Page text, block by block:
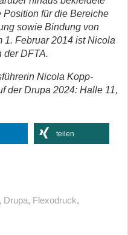
für die Bereiche
sowie Bindung von
1. Februar 2014 ist Nicola
der DFTA.
Nicola Kopp-
der Drupa 2024: Halle 11,
teilen
, Drupa, Flexodruck,